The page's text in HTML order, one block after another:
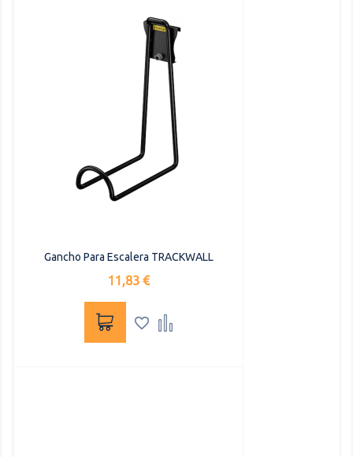
Gancho Para Escalera TRACKWALL
Precio
11,83 €
 